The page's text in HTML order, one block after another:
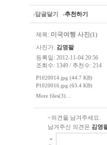
-답글달기 -추천하기
제목: 미국여행 사진(1)
사진가: 김영팔
등록일: 2012-11-04 20:56
조회수: 1349 / 추천수: 214
P1020014.jpg (44.7 KB)
P1020016.jpg (63.4 KB)
More files(3)...
~의견을 남겨주세요.
남겨주신 의견은 김영
■